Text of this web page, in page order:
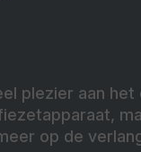
plezier aan het
op de